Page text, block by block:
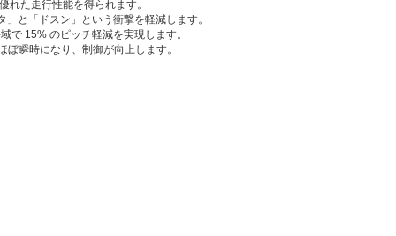
れた走行性能を得られます。
と「ドスン」という衝撃を軽減します。
で 15% のピッチ軽減を実現します。
瞬時になり、制御が向上します。